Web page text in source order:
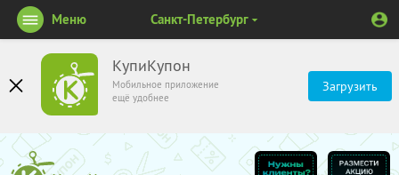
КупиКупон
Мобильное приложение
ещё удобнее
Загрузить
Меню Санкт-Петербург